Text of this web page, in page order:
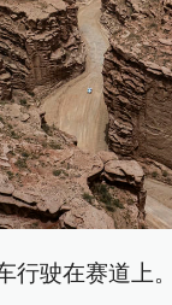
行驶在赛道上